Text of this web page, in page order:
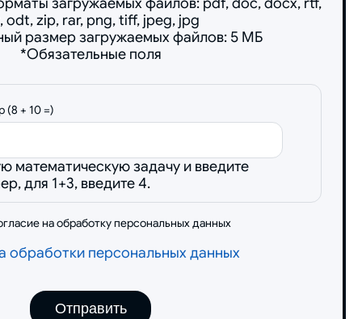
odt, zip, rar, png, tiff, jpeg, jpg
размер загружаемых файлов: 5 МБ
*Обязательные поля
(8 + 10 =)
математическую задачу и введите
для 1+3, введите 4.
на обработку персональных данных
обработки персональных данных